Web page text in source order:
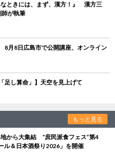
ときには、まず、漢方！』 漢方三
が執筆
月8日広島市で公開講座、オンライン
足し算命」】天空を見上げて
もっと見る
から大集結 “庶民派食フェス”第4
ル＆日本酒祭り2026」を開催